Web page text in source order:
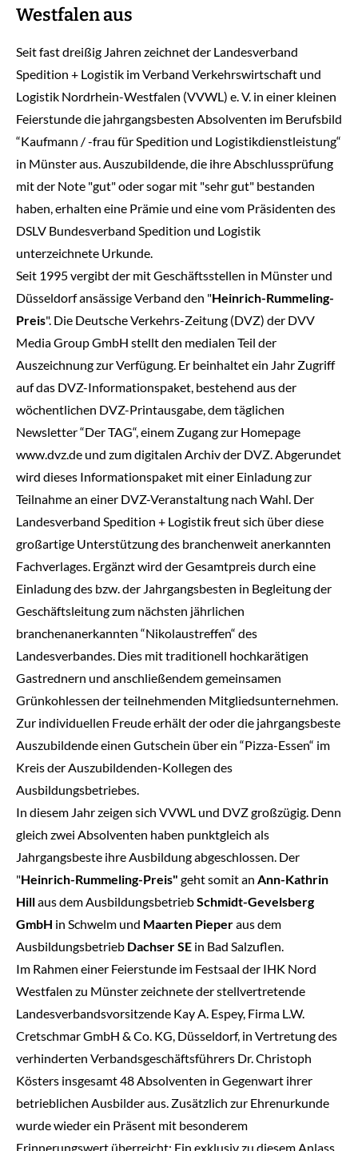
Westfalen aus
Seit fast dreißig Jahren zeichnet der Landesverband
Spedition + Logistik im Verband Verkehrswirtschaft und
Logistik Nordrhein-Westfalen (VVWL) e. V. in einer kleinen
Feierstunde die jahrgangsbesten Absolventen im Berufsbild
“Kaufmann / -frau für Spedition und Logistikdienstleistung“
in Münster aus. Auszubildende, die ihre Abschlussprüfung
mit der Note "gut" oder sogar mit "sehr gut" bestanden
haben, erhalten eine Prämie und eine vom Präsidenten des
DSLV Bundesverband Spedition und Logistik
unterzeichnete Urkunde.
Seit 1995 vergibt der mit Geschäftsstellen in Münster und
Düsseldorf ansässige Verband den "Heinrich-Rummeling-
Preis". Die Deutsche Verkehrs-Zeitung (DVZ) der DVV
Media Group GmbH stellt den medialen Teil der
Auszeichnung zur Verfügung. Er beinhaltet ein Jahr Zugriff
auf das DVZ-Informationspaket, bestehend aus der
wöchentlichen DVZ-Printausgabe, dem täglichen
Newsletter “Der TAG“, einem Zugang zur Homepage
www.dvz.de und zum digitalen Archiv der DVZ. Abgerundet
wird dieses Informationspaket mit einer Einladung zur
Teilnahme an einer DVZ-Veranstaltung nach Wahl. Der
Landesverband Spedition + Logistik freut sich über diese
großartige Unterstützung des branchenweit anerkannten
Fachverlages. Ergänzt wird der Gesamtpreis durch eine
Einladung des bzw. der Jahrgangsbesten in Begleitung der
Geschäftsleitung zum nächsten jährlichen
branchenanerkannten “Nikolaustreffen“ des
Landesverbandes. Dies mit traditionell hochkarätigen
Gastrednern und anschließendem gemeinsamen
Grünkohlessen der teilnehmenden Mitgliedsunternehmen.
Zur individuellen Freude erhält der oder die jahrgangsbeste
Auszubildende einen Gutschein über ein “Pizza-Essen“ im
Kreis der Auszubildenden-Kollegen des
Ausbildungsbetriebes.
In diesem Jahr zeigen sich VVWL und DVZ großzügig. Denn
gleich zwei Absolventen haben punktgleich als
Jahrgangsbeste ihre Ausbildung abgeschlossen. Der
"Heinrich-Rummeling-Preis" geht somit an Ann-Kathrin
Hillaus dem AusbildungsbetriebSchmidt-Gevelsberg
GmbH in Schwelm und Maarten Pieperaus dem
Ausbildungsbetrieb Dachser SE in Bad Salzuflen.
Im Rahmen einer Feierstunde im Festsaal der IHK Nord
Westfalen zu Münster zeichnete der stellvertretende
Landesverbandsvorsitzende Kay A. Espey, Firma L.W.
Cretschmar GmbH & Co. KG, Düsseldorf, in Vertretung des
verhinderten Verbandsgeschäftsführers Dr. Christoph
Kösters insgesamt 48 Absolventen in Gegenwart ihrer
betrieblichen Ausbilder aus. Zusätzlich zur Ehrenurkunde
wurde wieder ein Präsent mit besonderem
Erinnerungswert überreicht: Ein exklusiv zu diesem Anlass